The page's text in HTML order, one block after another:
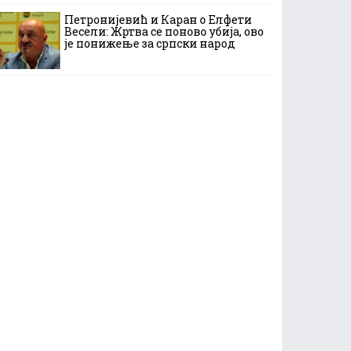
Петронијевић и Каран о Елфети
Весели: Жртва се поново убија, ово
је понижење за српски народ